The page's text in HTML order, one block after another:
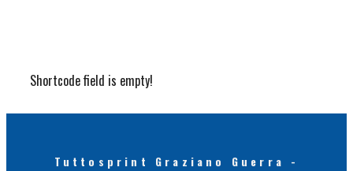
Shortcode field is empty!
Tuttosprint Graziano Guerra -